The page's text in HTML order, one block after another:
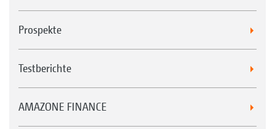
Prospekte
Testberichte
AMAZONE FINANCE